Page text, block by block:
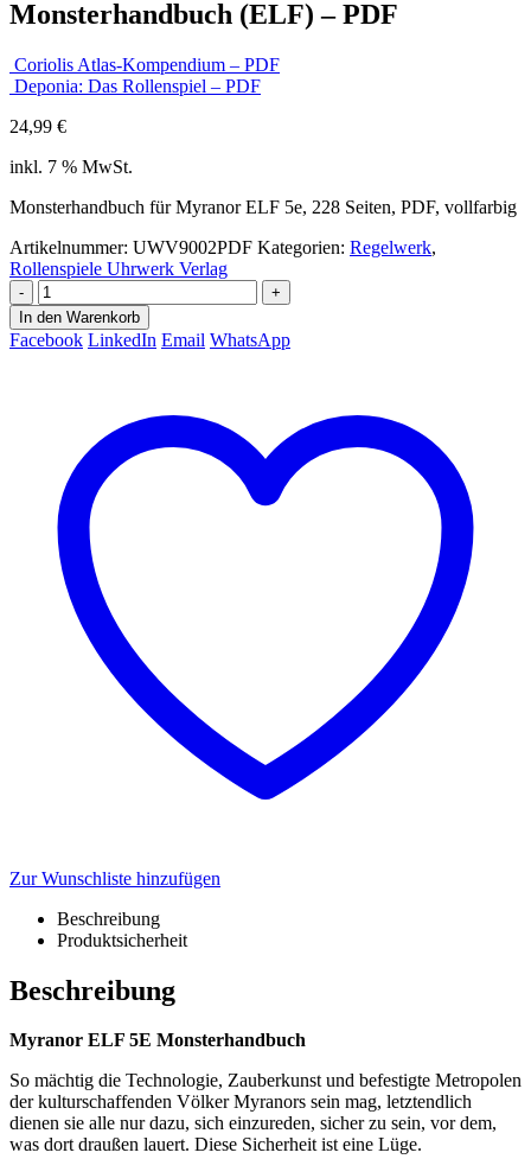
Monsterhandbuch (ELF) – PDF
Coriolis Atlas-Kompendium – PDF
Deponia: Das Rollenspiel – PDF
24,99 €
inkl. 7 % MwSt.
Monsterhandbuch für Myranor ELF 5e, 228 Seiten, PDF, vollfarbig
Artikelnummer: UWV9002PDF Kategorien: Regelwerk,
Rollenspiele Uhrwerk Verlag
-
+
In den Warenkorb
Facebook LinkedIn Email WhatsApp
Zur Wunschliste hinzufügen
Beschreibung
Produktsicherheit
Beschreibung
Myranor ELF 5E Monsterhandbuch
So mächtig die Technologie, Zauberkunst und befestigte Metropolen
der kulturschaffenden Völker Myranors sein mag, letztendlich
dienen sie alle nur dazu, sich einzureden, sicher zu sein, vor dem,
was dort draußen lauert. Diese Sicherheit ist eine Lüge.